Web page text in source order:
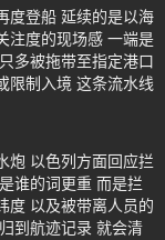
度登船 延续的是以海
注度的现场感 一端是
多被拖带至指定港口
限制入境 这条流水线
炮 以色列方面回应拦
谁的词更重 而是拦
度 以及被带离人员的
到航迹记录 就会清